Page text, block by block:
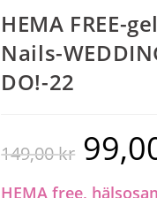
HEMA FREE-
Nails-
DO!-22
149,00kr
HEMA free,